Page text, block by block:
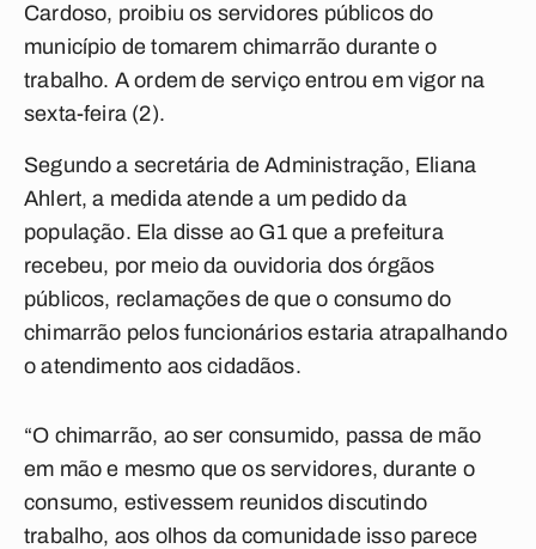
Cardoso, proibiu os servidores públicos do
município de tomarem chimarrão durante o
trabalho. A ordem de serviço entrou em vigor na
sexta-feira (2).
Segundo a secretária de Administração, Eliana
Ahlert, a medida atende a um pedido da
população. Ela disse ao G1que a prefeitura
recebeu, por meio da ouvidoria dos órgãos
públicos, reclamações de que o consumo do
chimarrão pelos funcionários estaria atrapalhando
o atendimento aos cidadãos.
“O chimarrão, ao ser consumido, passa de mão
em mão e mesmo que os servidores, durante o
consumo, estivessem reunidos discutindo
trabalho, aos olhos da comunidade isso parece